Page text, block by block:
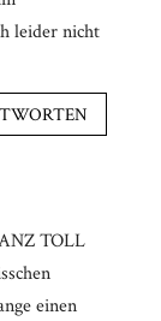
leider nicht
TOLL
einen